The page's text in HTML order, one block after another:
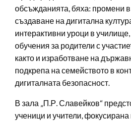
обсъжданията, бяха: промени в
създаване на дигитална
интерактивни уроци в
обучения за родители с
както и изработване на
подкрепа на семейството в
дигиталната безопасност.
В зала „П.Р. Славейков“
ученици и учители, фокусирана